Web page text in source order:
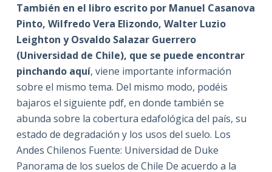
También en el libro escrito por Manuel Casanova
Pinto, Wilfredo Vera Elizondo, Walter Luzio
Leighton y Osvaldo Salazar Guerrero
(Universidad de Chile), que se puede encontrar
pinchando aquí, viene importante información
sobre el mismo tema. Del mismo modo, podéis
bajaros el siguiente pdf, en donde también se
abunda sobre la cobertura edafológica del país, su
estado de degradación y los usos del suelo. Los
Andes Chilenos Fuente: Universidad de Duke
Panorama de los suelos de Chile De acuerdo a la